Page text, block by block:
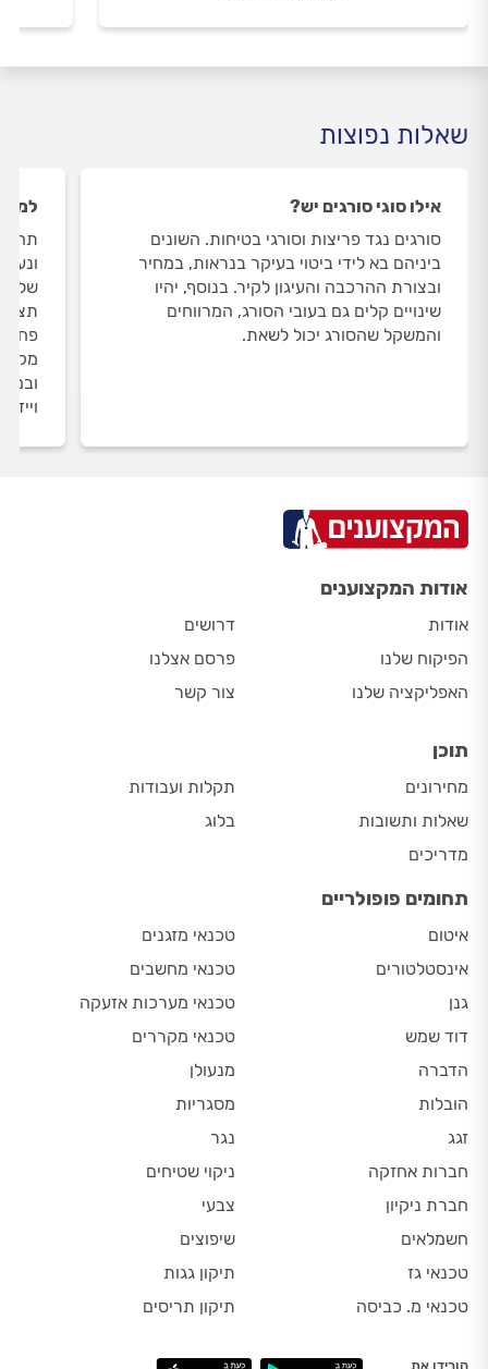
שאלות נפוצות
אילו סוגי סורגים יש?
סורגים נגד פריצות וסורגי בטיחות. השונים
ביניהם בא לידי ביטוי בעיקר בנראות, במחיר
ובצורת ההרכבה והעיגון לקיר. בנוסף, יהיו
שינויים קלים גם בעובי הסורג, המרווחים
והמשקל שהסורג יכול לשאת.
למה
של
אודות המקצוענים
אודות
הפיקוח שלנו
האפליקציה שלנו
דרושים
פרסם אצלנו
צור קשר
תוכן
מחירונים
שאלות ותשובות
מדריכים
תקלות ועבודות
בלוג
תחומים פופולריים
איטום
אינסטלטורים
גנן
דוד שמש
הדברה
הובלות
זגג
חברות אחזקה
חברת ניקיון
חשמלאים
טכנאי גז
טכנאי מ. כביסה
טכנאי מזגנים
טכנאי מחשבים
טכנאי מערכות אזעקה
טכנאי מקררים
מנעולן
מסגריות
נגר
ניקוי שטיחים
צבעי
שיפוצים
תיקון גגות
תיקון תריסים
הורידו את